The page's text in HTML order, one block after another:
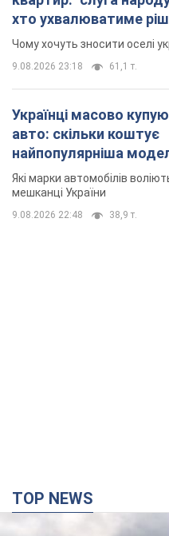
хто ухвалюватиме
знесення будинків
Чому хочуть зносити оселі
9.08.2026 23:18 61,1 т.
Українці масово
авто: скільки коштує
найпопулярніша
Які марки автомобілів
мешканці України
9.08.2026 22:48 38,9 т.
TOP NEWS